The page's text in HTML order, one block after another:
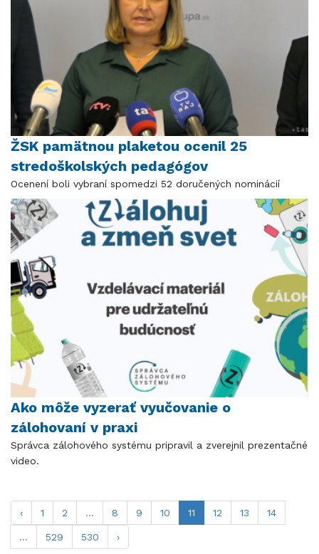
ŽSK pamätnou plaketou ocenil 25
stredoškolských pedagógov
Ocenení boli vybraní spomedzi 52 doručených nominácií
Ako môže vyzerať vyučovanie o
zálohovaní v praxi
Správca zálohového systému pripravil a zverejnil prezentačné
video.
‹ 1 2 ... 8 9 10 11 12 13 14
... 529 530 ›